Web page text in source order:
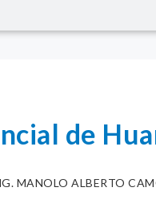
de
MANOLO ALBERTO